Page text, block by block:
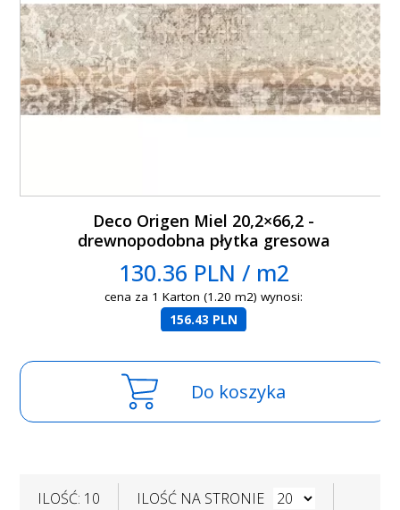
Deco Origen Miel 20,2×66,2 -
drewnopodobna płytka gresowa
130.36 PLN / m2
cena za 1 Karton (1.20 m2) wynosi:
156.43 PLN
Do koszyka
ILOŚĆ: 10
ILOŚĆ NA STRONIE